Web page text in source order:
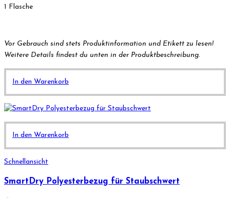
1 Flasche
Vor Gebrauch sind stets Produktinformation und Etikett zu lesen!
Weitere Details findest du unten in der Produktbeschreibung.
In den Warenkorb
In den Warenkorb
Schnellansicht
SmartDry Polyesterbezug für Staubschwert